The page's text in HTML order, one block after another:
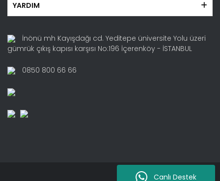
YARDIM
İnönü mh Kayışdağı cd. Yeditepe üniversite Yolu üzeri
gümrük çıkış kapısı karşısı No:196 İçerenköy - İSTANBUL
0850 800 66 66
Canlı Destek